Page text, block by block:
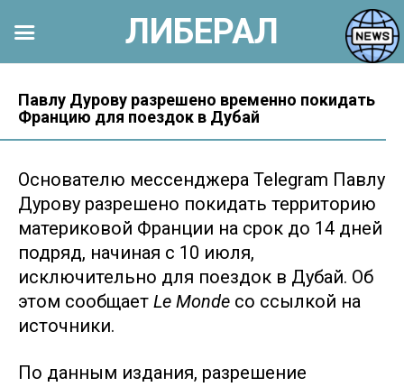
контенту
Павлу Дурову разрешено временно покидать
Францию для поездок в Дубай
Основателю мессенджера Telegram Павлу
Дурову разрешено покидать территорию
материковой Франции на срок до 14 дней
подряд, начиная с 10 июля,
исключительно для поездок в Дубай. Об
этом сообщает Le Monde со ссылкой на
источники.
По данным издания, разрешение
ЛИБЕРАЛ